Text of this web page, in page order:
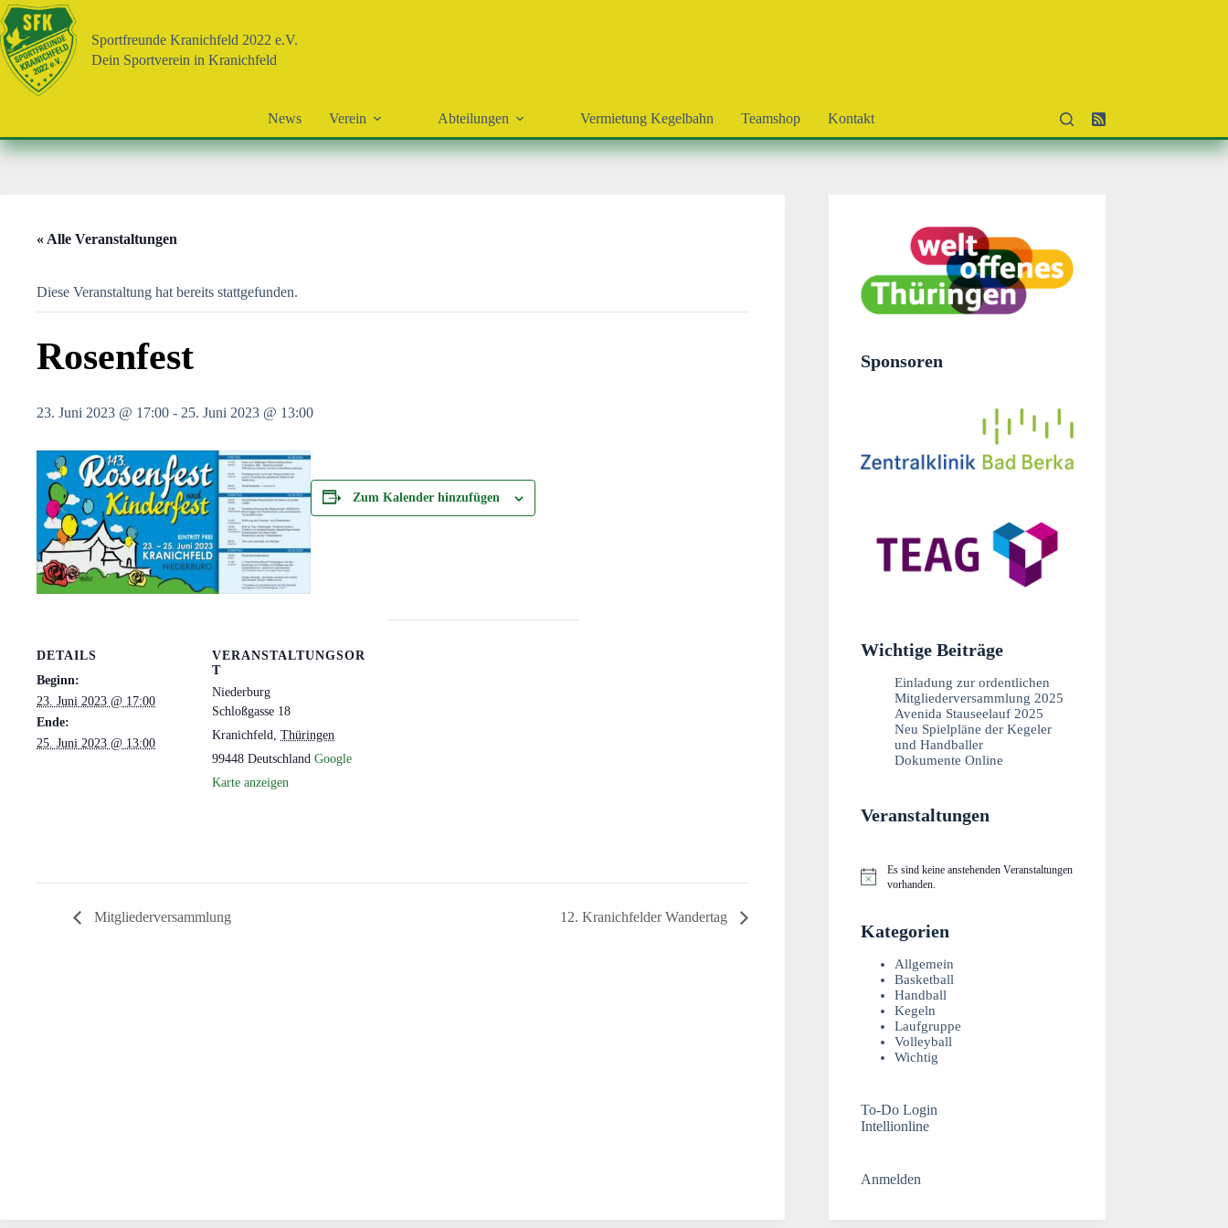
Zum
Inhalt
springen
Sportfreunde Kranichfeld 2022 e.V.
Dein Sportverein in Kranichfeld
News Verein Abteilungen Vermietung Kegelbahn Teamshop Kontakt
« Alle Veranstaltungen
Diese Veranstaltung hat bereits stattgefunden.
Rosenfest
23. Juni 2023 @ 17:00 - 25. Juni 2023 @ 13:00
Zum Kalender hinzufügen
DETAILS
Beginn:
23. Juni 2023 @ 17:00
Ende:
25. Juni 2023 @ 13:00
VERANSTALTUNGSOR
T
Niederburg
Schloßgasse 18
Kranichfeld, Thüringen
99448 Deutschland Google
Karte anzeigen
Mitgliederversammlung 12. Kranichfelder Wandertag
Sponsoren
Wichtige Beiträge
Einladung zur ordentlichen
Mitgliederversammlung 2025
Avenida Stauseelauf 2025
Neu Spielpläne der Kegeler
und Handballer
Dokumente Online
Veranstaltungen
H
w
e
Es sind keine anstehenden Veranstaltungen
vorhanden.
Kategorien
Allgemein
Basketball
Handball
Kegeln
Laufgruppe
Volleyball
Wichtig
To-Do Login
Intellionline
Anmelden